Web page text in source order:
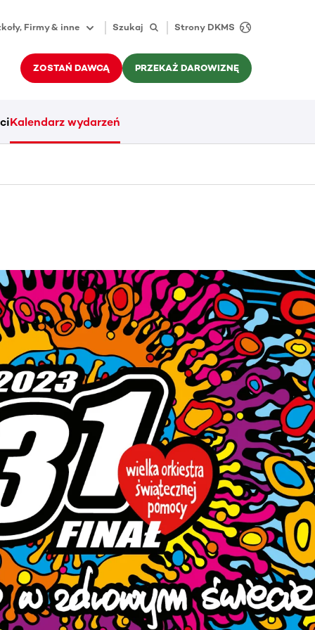
Firmy & inne Szukaj Strony DKMS
ZOSTAŃ DAWCĄ PRZEKAŻ DAROWIZNĘ
Kalendarz wydarzeń